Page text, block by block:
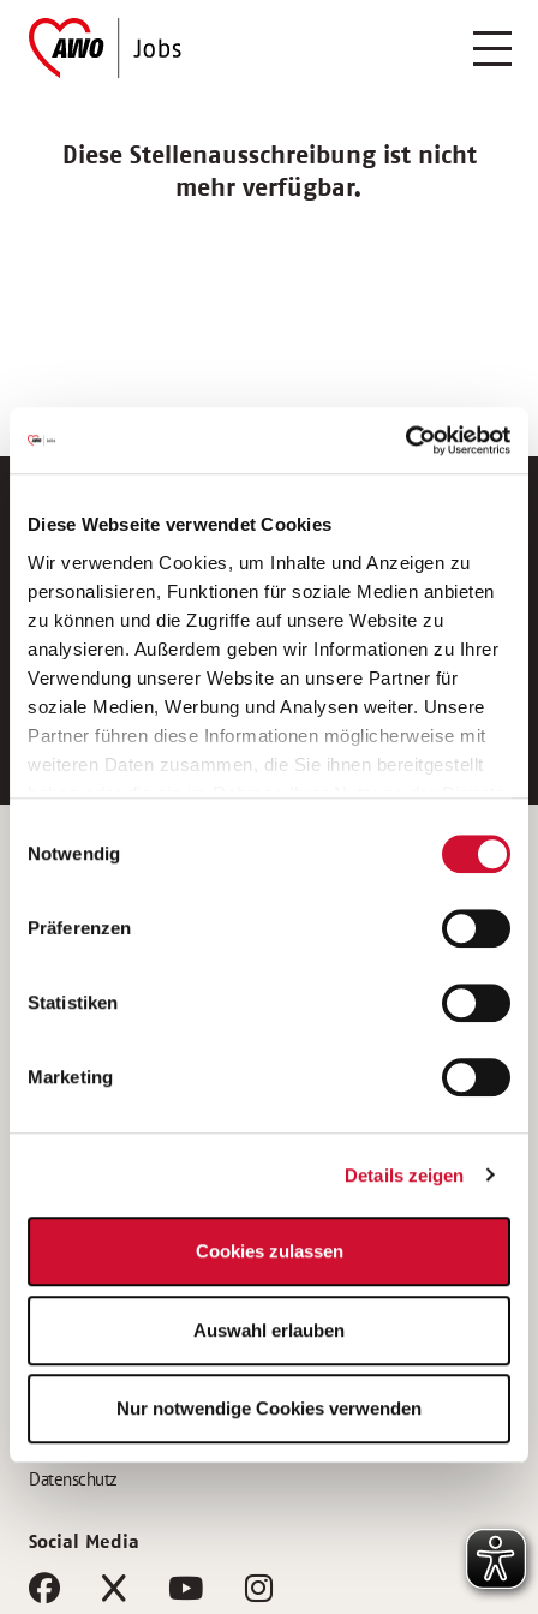
Diese Webseite verwendet Cookies
Wir verwenden Cookies, um Inhalte und Anzeigen zu
personalisieren, Funktionen für soziale Medien anbieten
zu können und die Zugriffe auf unsere Website zu
analysieren. Außerdem geben wir Informationen zu Ihrer
Verwendung unserer Website an unsere Partner für
soziale Medien, Werbung und Analysen weiter. Unsere
Partner führen diese Informationen möglicherweise mit
weiteren Daten zusammen, die Sie ihnen bereitgestellt
Wenn Sie auf „Cookies zulassen“ klicken, so stimmen
Sie der Speicherung sämtlicher Cookies zu. Sie können
Ihre Einwilligung selbstverständlich jederzeit widerrufen,
indem Sie die Cookie-Einstellungen aufrufen und diese
unsererDatenschutzerklärung
Notwendig
Präferenzen
Statistiken
Marketing
Details zeigen
Cookies zulassen
Auswahl erlauben
Nur notwendige Cookies verwenden
Diese Stellenausschreibung ist nicht
mehr verfügbar.
Neue Stellen per E-Mail.
Ein kostenloser Service von AWO
Jobs.
E-Mail-Adresse eintragen
Betreiber der Webseite
Kantstraße 45a
(Ein Tochterunternehmen des AWO Bezirksverbandes Unterfranken
e.V.)
Bewerbung als Altenpflegehelfer*in
Bewerbung als Erzieher*in
AWO Gliederungen nach Bundesland
Impressum
Datenschutz
Social Media